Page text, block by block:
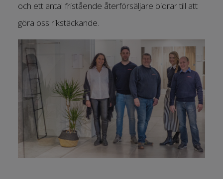
och ett antal fristående återförsäljare bidrar till att
göra oss rikstäckande.